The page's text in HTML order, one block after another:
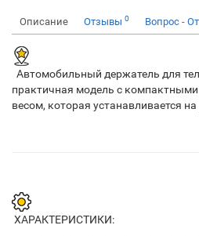
Описание Отзывы 0 Вопрос -
Автомобильный держатель для
практичная модель с
весом, которая устанавливается
ХАРАКТЕРИСТИКИ: